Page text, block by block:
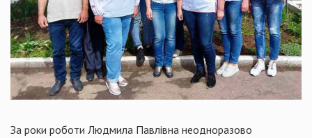
За роки роботи Людмила Павлівна неодноразово